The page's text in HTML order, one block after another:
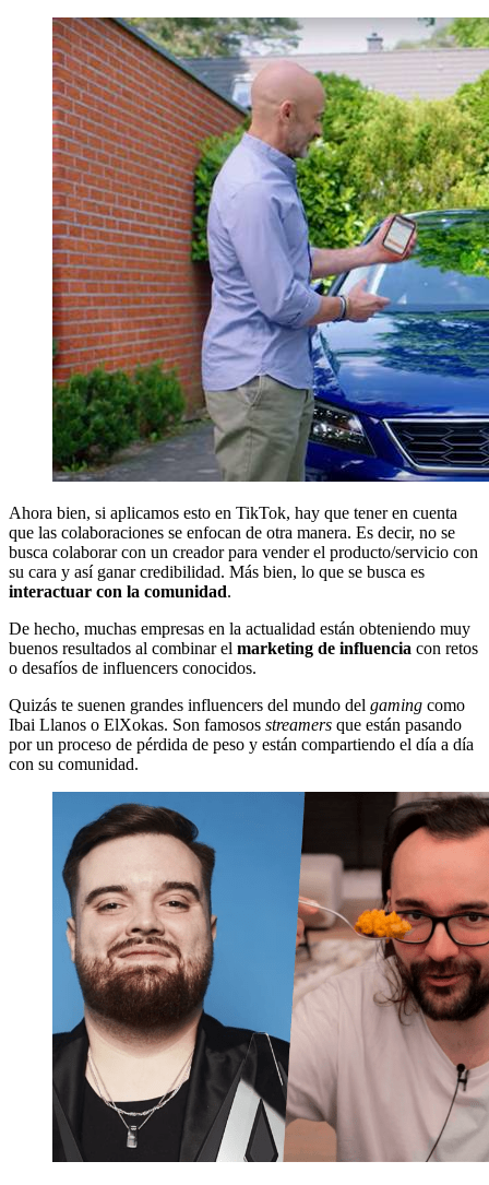
Ahora bien, si aplicamos esto en TikTok, hay que tener en cuenta
que las colaboraciones se enfocan de otra manera. Es decir, no se
busca colaborar con un creador para vender el producto/servicio con
su cara y así ganar credibilidad. Más bien, lo que se busca es
interactuar con la comunidad.
De hecho, muchas empresas en la actualidad están obteniendo muy
buenos resultados al combinar el marketing de influencia con retos
o desafíos de influencers conocidos.
Quizás te suenen grandes influencers del mundo del gaming como
Ibai Llanos o ElXokas. Son famosos streamers que están pasando
por un proceso de pérdida de peso y están compartiendo el día a día
con su comunidad.